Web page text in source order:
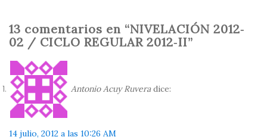
13 comentarios en “NIVELACIÓN 2012‐
02 / CICLO REGULAR 2012‐II”
Antonio Acuy Ruvera dice:
14 julio, 2012 a las 10:26 AM